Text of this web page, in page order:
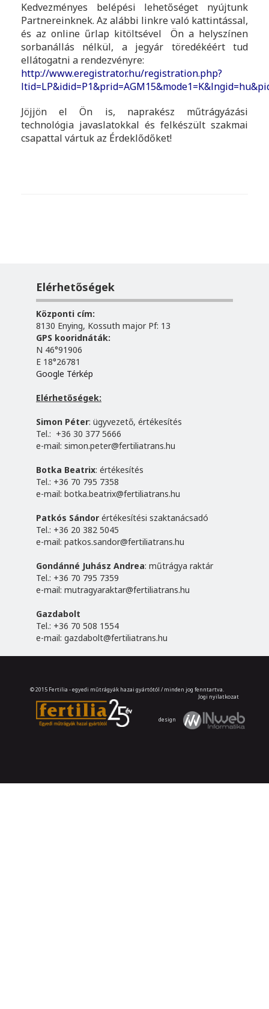
Kedvezményes belépési lehetőséget nyújtunk
Partnereinknek. Az alábbi linkre való kattintással,
és az online űrlap kitöltsével Ön a helyszínen
sorbanállás nélkül, a jegyár töredékéért tud
ellátogatni a rendezvényre:
http://www.eregistrator.hu/registration.php?
Jöjjön el Ön is, naprakész műtrágyázási
technológia javaslatokkal és felkészült szakmai
csapattal vártuk az Érdeklődőket!
Elérhetőségek
Központi cím:
8130 Enying, Kossuth major Pf: 13
GPS kooridnáták:
N 46°91906
E 18°26781
Google Térkép
Elérhetőségek:
Simon Péter: ügyvezető, értékesítés
Tel.: +36 30 377 5666
e-mail: simon.peter@fertiliatrans.hu
Botka Beatrix: értékesítés
Tel.: +36 70 795 7358
e-mail: botka.beatrix@fertiliatrans.hu
Patkós Sándor értékesítési szaktanácsadó
Tel.: +36 20 382 5045
e-mail: patkos.sandor@fertiliatrans.hu
Gondánné Juhász Andrea: műtrágya raktár
Tel.: +36 70 795 7359
e-mail: mutragyaraktar@fertiliatrans.hu
Gazdabolt
Tel.: +36 70 508 1554
e-mail: gazdabolt@fertiliatrans.hu
© 2015 Fertilia - egyedi műtrágyák hazai gyártótól / minden jog fenntartva.
Jogi nyilatkozat
design